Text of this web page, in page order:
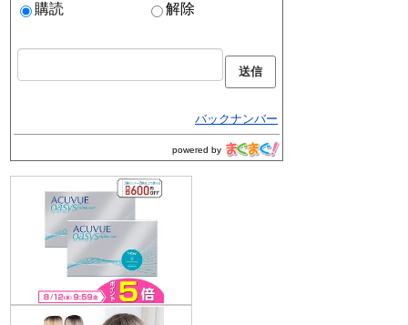
購読
解除
バックナンバー
powered by